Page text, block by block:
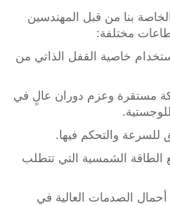
بنا من قبل المهندسين
مختلفة:
خاصية القفل الذاتي من
مستقرة وعزم دوران عالٍ في
للسرعة والتحكم فيها.
الطاقة الشمسية التي تتطلب
الصدمات العالية في